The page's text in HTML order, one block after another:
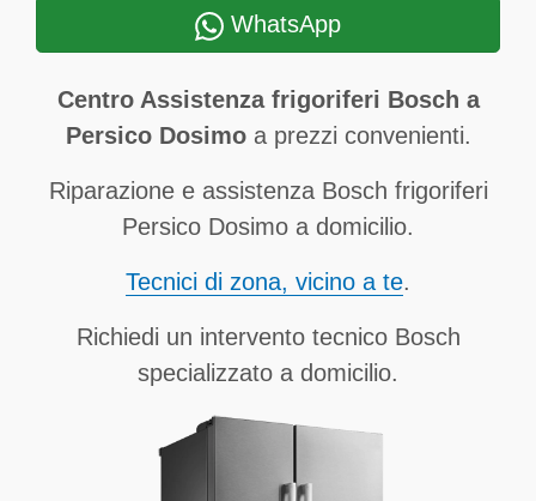
WhatsApp
Centro Assistenza frigoriferi Bosch a
Persico Dosimoa prezzi convenienti.
Riparazione e assistenza Bosch frigoriferi
Persico Dosimo a domicilio.
Tecnici di zona, vicino a te.
Richiedi un intervento tecnico Bosch
specializzato a domicilio.